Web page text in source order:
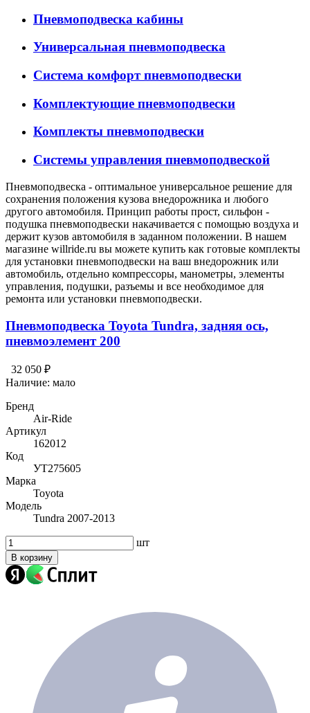
Пневмоподвеска кабины
Универсальная пневмоподвеска
Система комфорт пневмоподвески
Комплектующие пневмоподвески
Комплекты пневмоподвески
Системы управления пневмоподвеской
Пневмоподвеска - оптимальное универсальное решение для
сохранения положения кузова внедорожника и любого
другого автомобиля. Принцип работы прост, сильфон -
подушка пневмоподвески накачивается с помощью воздуха и
держит кузов автомобиля в заданном положении. В нашем
магазине willride.ru вы можете купить как готовые комплекты
для установки пневмоподвески на ваш внедорожник или
автомобиль, отдельно компрессоры, манометры, элементы
управления, подушки, разъемы и все необходимое для
ремонта или установки пневмоподвески.
Пневмоподвеска Toyota Tundra, задняя ось,
пневмоэлемент 200
32 050 ₽
Наличие: мало
Бренд
Air-Ride
Артикул
162012
Код
УТ275605
Марка
Toyota
Модель
Tundra 2007-2013
шт
В корзину